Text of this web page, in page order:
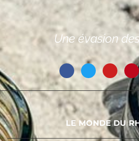
Une évasion
LE MONDE DU